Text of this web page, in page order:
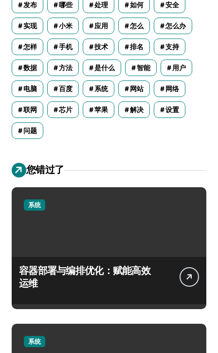
发布 哪些 处理 如何 安全
实现 小米 应用 怎么 怎么办
怎样 手机 技术 排名 支持
数据 方法 是什么 智能 用户
电脑 百度 系统 网站 网络
联网 芯片 苹果 解决 设置
问题
您错过了
系统
容器部署与编排优化：赋能高效
运维
系统